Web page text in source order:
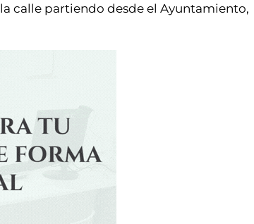
calle partiendo desde el Ayuntamiento,